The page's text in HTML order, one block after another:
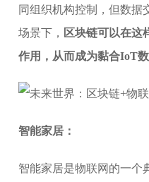
同组织机构控制，但数据
场景下， 区块链可以在这
作用，从而成为黏合IoT
智能家居：
智能家居是物联网的一个